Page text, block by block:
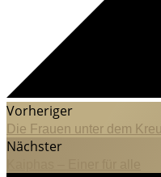
Vorheriger
Die Frauen unter dem
Nächster